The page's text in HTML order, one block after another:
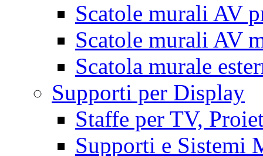
Scatole murali AV
Scatole murali AV
Scatola murale
Supporti per Display
Staffe per TV,
Supporti e Sistemi